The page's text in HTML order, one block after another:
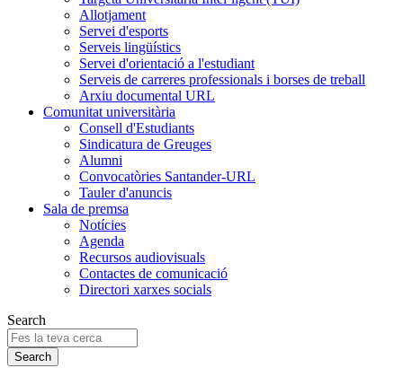
Allotjament
Servei d'esports
Serveis lingüístics
Servei d'orientació a l'estudiant
Serveis de carreres professionals i borses de treball
Arxiu documental URL
Comunitat universitària
Consell d'Estudiants
Sindicatura de Greuges
Alumni
Convocatòries Santander-URL
Tauler d'anuncis
Sala de premsa
Notícies
Agenda
Recursos audiovisuals
Contactes de comunicació
Directori xarxes socials
Search